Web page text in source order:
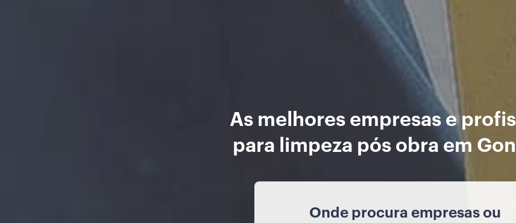
As melhores empresas e
para limpeza pós obra em
Onde procura empresas ou